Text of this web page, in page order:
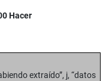
Hacer
extraído”, j, “datos